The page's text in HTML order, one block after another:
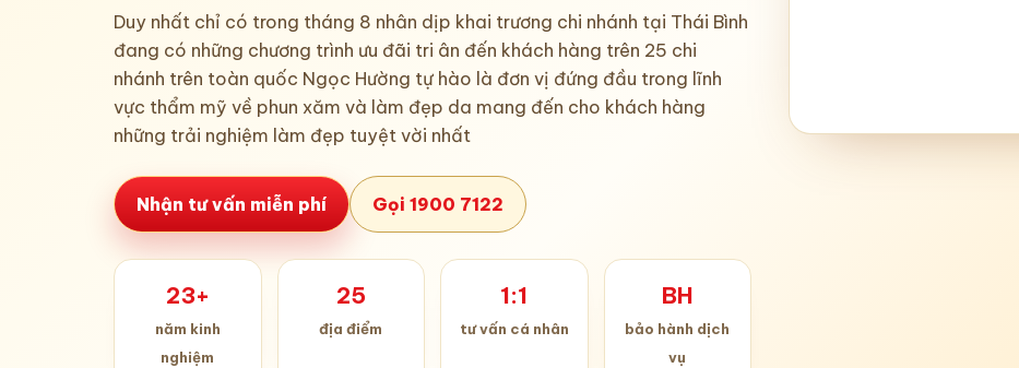
Duy nhất chỉ có trong tháng 8 nhân dịp khai trương chi nhánh tại Thái Bình
đang có những chương trình ưu đãi tri ân đến khách hàng trên 25 chi
nhánh trên toàn quốc Ngọc Hường tự hào là đơn vị đứng đầu trong lĩnh
vực thẩm mỹ về phun xăm và làm đẹp da mang đến cho khách hàng
những trải nghiệm làm đẹp tuyệt vời nhất
Nhận tư vấn miễn phí Gọi 1900 7122
23+
năm kinh
nghiệm
25
địa điểm
1:1
tư vấn cá nhân
BH
bảo hành dịch
vụ